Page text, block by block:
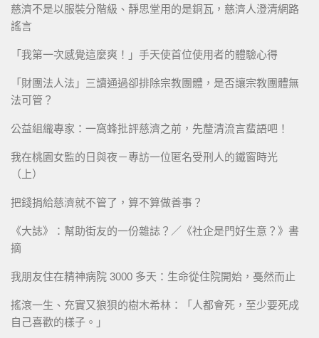
慈濟不是以服裝分階級、靜思堂用的是銅瓦，慈濟人澄清網路
謠言
「我第一次感覺這麼爽！」手天使首位使用者的體驗心得
「財團法人法」三讀通過卻排除宗教團體，是否讓宗教團體無
法可管？
公益組織專家：一窩蜂批評慈濟之前，先釐清流言蜚語吧！
我在桃園女監的日與夜－專訪一位匿名受刑人的鐵窗時光
（上）
把錢捐給慈濟就不管了，算不算做善事？
《大誌》：幫助街友的一份雜誌？／《社企是門好生意？》書
摘
我朋友住在精神病院 3000 多天：生命從住院開始，戞然而止
搖滾一生、充實又狼狽的樹木希林：「人都會死，至少要死成
自己喜歡的樣子。」